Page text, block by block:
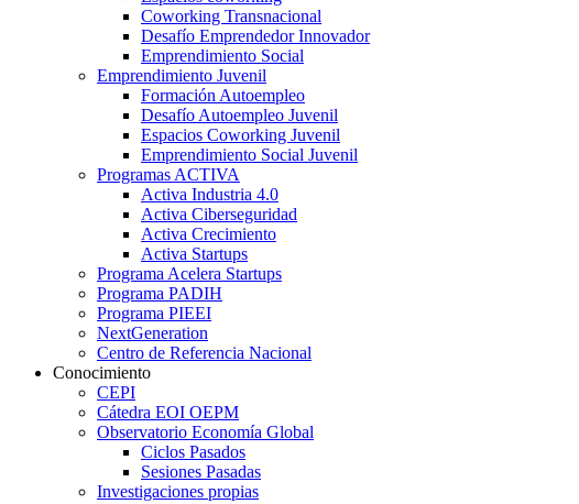
Coworking Transnacional
Desafío Emprendedor Innovador
Emprendimiento Social
Emprendimiento Juvenil
Formación Autoempleo
Desafío Autoempleo Juvenil
Espacios Coworking Juvenil
Emprendimiento Social Juvenil
Programas ACTIVA
Activa Industria 4.0
Activa Ciberseguridad
Activa Crecimiento
Activa Startups
Programa Acelera Startups
Programa PADIH
Programa PIEEI
NextGeneration
Centro de Referencia Nacional
Conocimiento
CEPI
Cátedra EOI OEPM
Observatorio Economía Global
Ciclos Pasados
Sesiones Pasadas
Investigaciones propias